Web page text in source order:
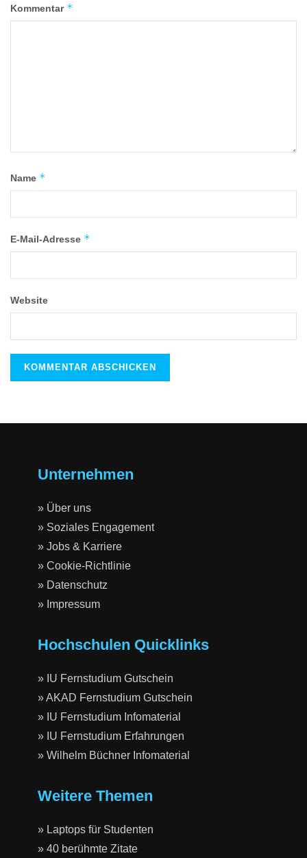
Kommentar *
Name *
E-Mail-Adresse *
Website
Unternehmen
» Über uns
» Soziales Engagement
» Jobs & Karriere
» Cookie-Richtlinie
» Datenschutz
» Impressum
Hochschulen Quicklinks
» IU Fernstudium Gutschein
» AKAD Fernstudium Gutschein
» IU Fernstudium Infomaterial
» IU Fernstudium Erfahrungen
» Wilhelm Büchner Infomaterial
Weitere Themen
» Laptops für Studenten
» 40 berühmte Zitate